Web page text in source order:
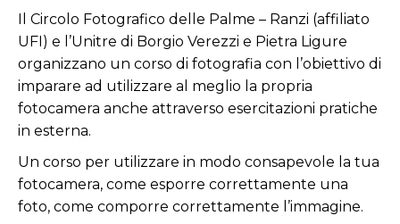
Il Circolo Fotografico delle Palme – Ranzi (affiliato
UFI) e l’Unitre di Borgio Verezzi e Pietra Ligure
organizzano un corso di fotografia con l’obiettivo di
imparare ad utilizzare al meglio la propria
fotocamera anche attraverso esercitazioni pratiche
in esterna.
Un corso per utilizzare in modo consapevole la tua
fotocamera, come esporre correttamente una
foto, come comporre correttamente l’immagine.